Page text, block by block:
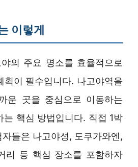
이렇게
의 주요 명소를 효율적으로
획이 필수입니다. 나고야역을
운 곳을 중심으로 이동하는
는 핵심 방법입니다. 직접 1박
들은 나고야성, 도쿠가와엔,
리 등 핵심 장소를 포함하자